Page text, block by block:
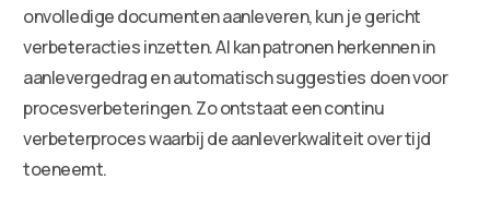
onvolledige documenten aanleveren, kun je gericht
verbeteracties inzetten. AI kan patronen herkennen in
aanlevergedrag en automatisch suggesties doen voor
procesverbeteringen. Zo ontstaat een continu
verbeterproces waarbij de aanleverkwaliteit over tijd
toeneemt.